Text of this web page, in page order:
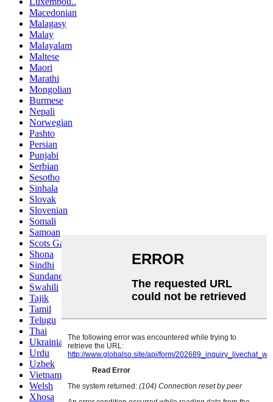
Macedonian
Malagasy
Malay
Malayalam
Maltese
Maori
Marathi
Mongolian
Burmese
Nepali
Norwegian
Pashto
Persian
Punjabi
Serbian
Sesotho
Sinhala
Slovak
Slovenian
Somali
Samoan
Scots Gaelic
Shona
Sindhi
Sundanese
Swahili
Tajik
Tamil
Telugu
Thai
Ukrainian
Urdu
Uzbek
Vietnamese
Welsh
Xhosa